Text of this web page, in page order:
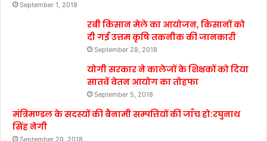
September 1, 2018
रबी किसान मेले का आयोजन, किसानों को
दी गई उत्तम कृषि तकनीक की जानकारी
September 28, 2018
योगी सरकार ने कालेजों के शिक्षकों को दिया
सातवें वेतन आयोग का तोहफा
September 5, 2018
मंत्रिमण्डल के सदस्यों की बैनामी सम्पत्तियों की जाँच हो:रघुनाथ
सिंह नेगी
September 20, 2018